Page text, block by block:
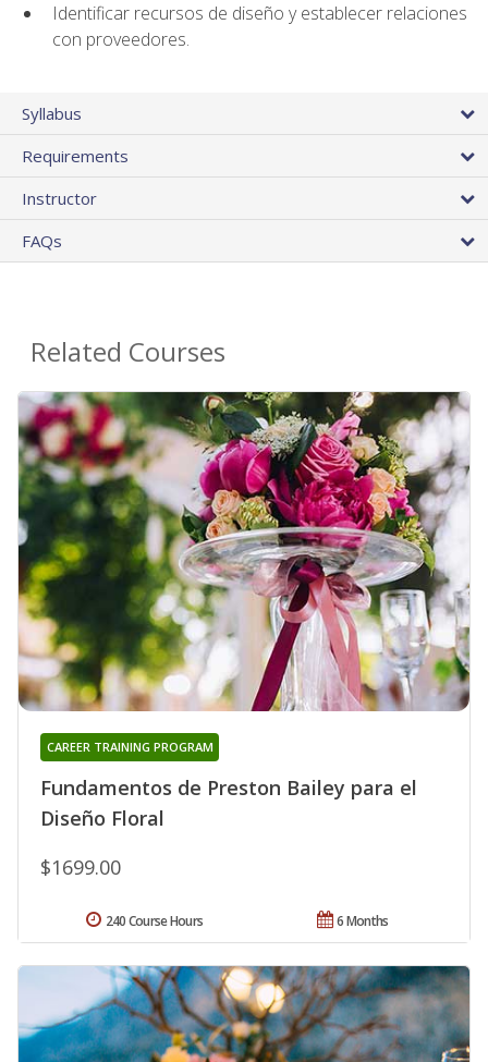
Identificar recursos de diseño y establecer relaciones
con proveedores.
Syllabus
Requirements
Instructor
FAQs
Related Courses
Fundamentos de Preston Bailey para el
Diseño Floral
CAREER TRAINING PROGRAM
$1699.00
6 Months
240 Course Hours